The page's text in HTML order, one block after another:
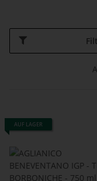
AUF LAGER